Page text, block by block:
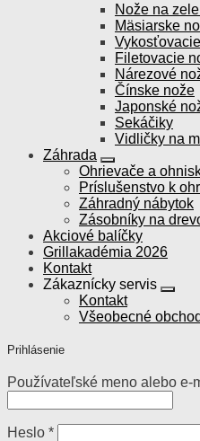
Nože na
Mäsiarske
Filetovacie
Nárezové
Čínske nože
Japonské
Sekáčiky
Vidličky na
Záhrada
Ohrievače a
Príslušenstvo k
Záhradný nábytok
Zásobníky na
Akciové balíčky
Grillakadémia 2026
Kontakt
Zákaznícky servis
Kontakt
Všeobecné
Prihlásenie
Používateľské meno alebo e-
Heslo *